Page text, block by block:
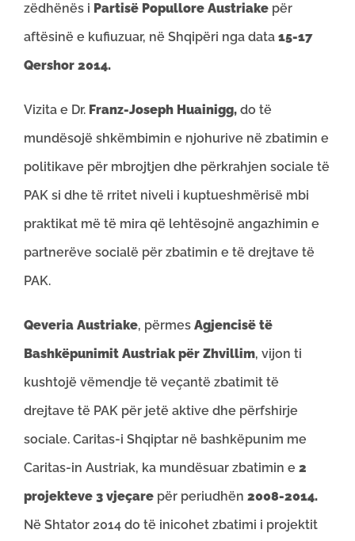
zëdhënës i Partisë Popullore Austriake për
aftësinë e kufiuzuar, në Shqipëri nga data 15-17
Qershor 2014.
Vizita e Dr. Franz-Joseph Huainigg, do të
mundësojë shkëmbimin e njohurive në zbatimin e
politikave për mbrojtjen dhe përkrahjen sociale të
PAK si dhe të rritet niveli i kuptueshmërisë mbi
praktikat më të mira që lehtësojnë angazhimin e
partnerëve socialë për zbatimin e të drejtave të
PAK.
Qeveria Austriake, përmes Agjencisë të
Bashkëpunimit Austriak për Zhvillim, vijon ti
kushtojë vëmendje të veçantë zbatimit të
drejtave të PAK për jetë aktive dhe përfshirje
sociale. Caritas-i Shqiptar në bashkëpunim me
Caritas-in Austriak, ka mundësuar zbatimin e 2
projekteve 3 vjeçare për periudhën 2008-2014.
Në Shtator 2014 do të inicohet zbatimi i projektit